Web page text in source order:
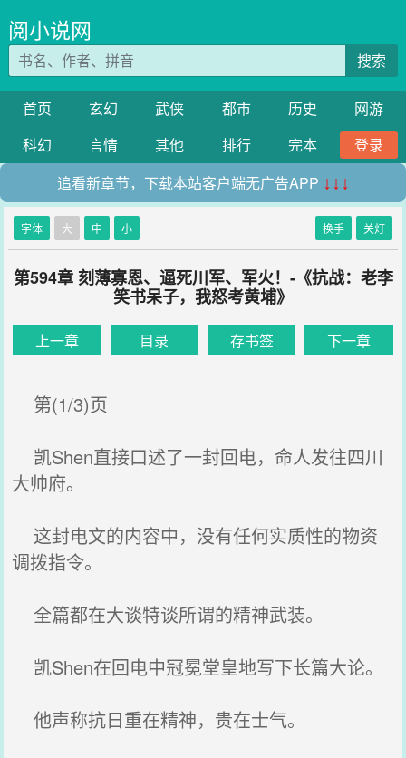
阅小说网
搜索
首页 玄幻 武侠 都市 历史
网游
科幻
言情 其他 排行 完本
登录
追看新章节，下载本站客户端无广告APP ↓↓↓
字体 大 中 小 换手 关灯
第594章 刻薄寡恩、逼死川军、军火！-《抗战：老李
笑书呆子，我怒考黄埔》
上一章 目录 存书签 下一章
第(1/3)页
凯Shen直接口述了一封回电，命人发往四川
大帅府。
这封电文的内容中，没有任何实质性的物资
调拨指令。
全篇都在大谈特谈所谓的精神武装。
凯Shen在回电中冠冕堂皇地写下长篇大论。
他声称抗日重在精神，贵在士气。